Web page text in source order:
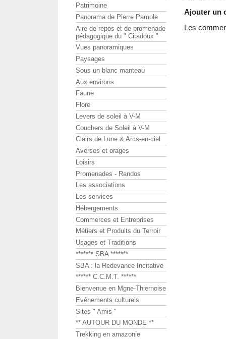
Ajouter un
Les
Patrimoine
Panorama de Pierre Pamole
Aire de repos et de promenade
pédagogique du " Citadoux "
Vues panoramiques
Paysages
Sous un blanc manteau
Aux environs
Faune
Flore
Levers de soleil à V-M
Couchers de Soleil à V-M
Clairs de Lune & Arcs-en-ciel
Averses et orages
Loisirs
Promenades - Randos
Les associations
Les services
Hébergements
Commerces et Entreprises
Métiers et Produits du Terroir
Usages et Traditions
******* SBA *******
SBA : la Redevance Incitative
****** C.C.M.T. ******
Bienvenue en Mgne-Thiernoise
Evénements culturels
Sites " Amis "
** AUTOUR DU MONDE **
Trekking en amazonie